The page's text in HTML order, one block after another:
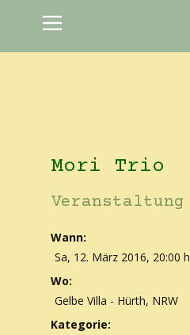
Mori Trio
Veranstaltung
Wann:
Sa, 12. März 2016, 20:00 h
Wo:
Gelbe Villa - Hürth, NRW
Kategorie: